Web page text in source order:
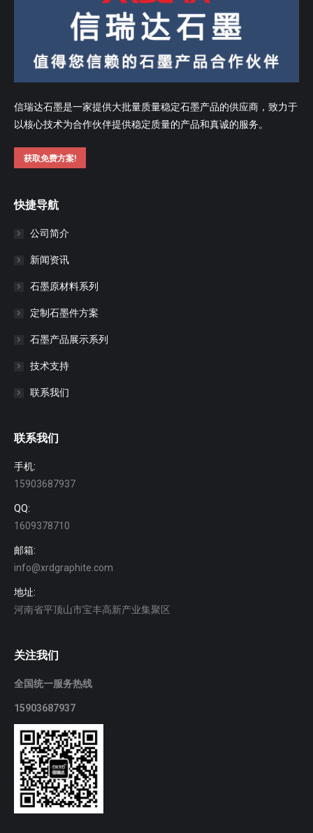
信瑞达石墨是一家提供大批量质量稳定石墨产品的供应商，致力于
以核心技术为合作伙伴提供稳定质量的产品和真诚的服务。
获取免费方案!
快捷导航
公司简介
新闻资讯
石墨原材料系列
定制石墨件方案
石墨产品展示系列
技术支持
联系我们
联系我们
手机:
15903687937
QQ:
1609378710
邮箱:
info@xrdgraphite.com
地址:
河南省平顶山市宝丰高新产业集聚区
关注我们
全国统一服务热线
15903687937